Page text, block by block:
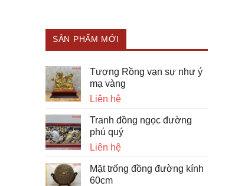
SẢN PHẨM MỚI
Tượng Rồng vạn sự như ý
mạ vàng
Liên hệ
Tranh đồng ngọc đường
phú quý
Liên hệ
Mặt trống đồng đường kính
60cm